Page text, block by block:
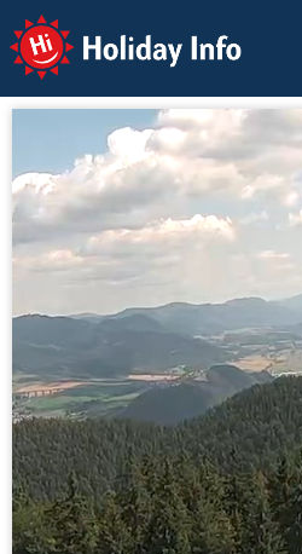
Holiday Info